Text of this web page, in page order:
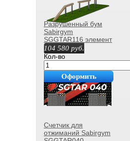
Разрушенный бум
Sabirgym
SGGTAR116 элемент
полосы препятствий
васил
104 580 руб.
Кол-во
Оформить
покупку
Счетчик для
отжиманий Sabirgym